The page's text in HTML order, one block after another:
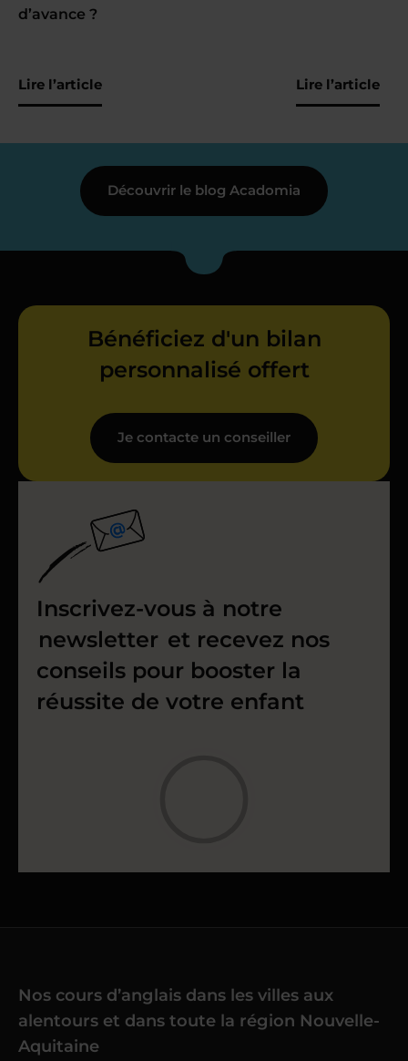
d’avance ?
Lire l’article Lire l’article
Découvrir le blog Acadomia
Bénéficiez d'un bilan
personnalisé offert
Je contacte un conseiller
Inscrivez-vous à notre
newsletter et recevez nos
conseils pour booster la
réussite de votre enfant
Nos cours d’anglais dans les villes aux
alentours et dans toute la région Nouvelle-
Aquitaine